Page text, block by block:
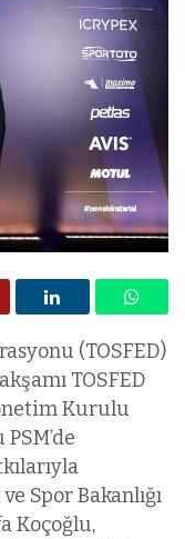
(TOSFED)
TOSFED
Kurulu
Spor Bakanlığı
Koçoğlu,